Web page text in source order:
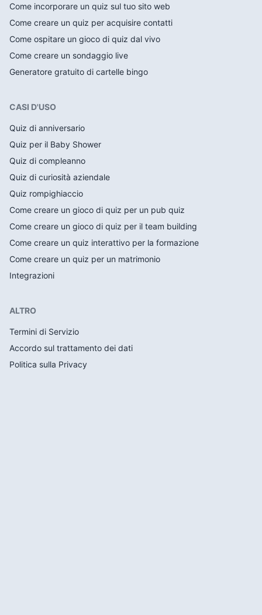
Come incorporare un quiz sul tuo sito web
Come creare un quiz per acquisire contatti
Come ospitare un gioco di quiz dal vivo
Come creare un sondaggio live
Generatore gratuito di cartelle bingo
CASI D'USO
Quiz di anniversario
Quiz per il Baby Shower
Quiz di compleanno
Quiz di curiosità aziendale
Quiz rompighiaccio
Come creare un gioco di quiz per un pub quiz
Come creare un gioco di quiz per il team building
Come creare un quiz interattivo per la formazione
Come creare un quiz per un matrimonio
Integrazioni
ALTRO
Termini di Servizio
Accordo sul trattamento dei dati
Politica sulla Privacy